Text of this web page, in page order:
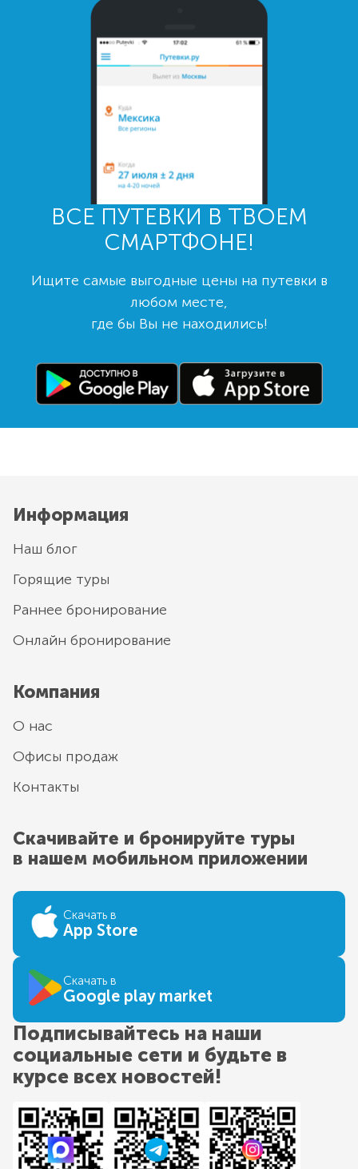
ВСЕ ПУТЕВКИ В ТВОЕМ
СМАРТФОНЕ!
Ищите самые выгодные цены на путевки в
любом месте,
где бы Вы не находились!
Информация
Наш блог
Горящие туры
Раннее бронирование
Онлайн бронирование
Компания
О нас
Офисы продаж
Контакты
Скачивайте и бронируйте туры
в нашем мобильном приложении
Скачать в
App Store
Скачать в
Google play market
Подписывайтесь на наши
социальные сети и будьте в
курсе всех новостей!